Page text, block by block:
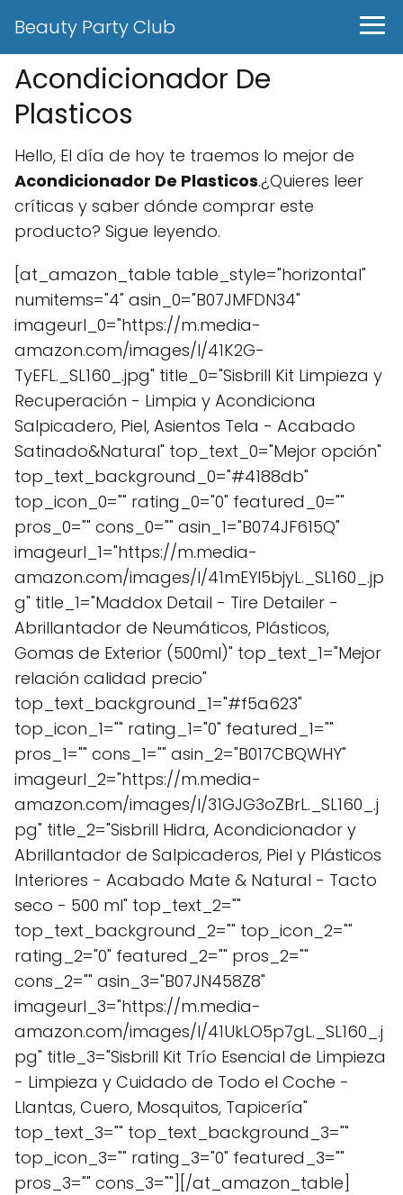
Beauty Party Club
Acondicionador De
Plasticos
Hello, El día de hoy te traemos lo mejor de
Acondicionador De Plasticos.¿Quieres leer
críticas y saber dónde comprar este
producto? Sigue leyendo.
[at_amazon_table table_style="horizontal"
numitems="4" asin_0="B07JMFDN34"
imageurl_0="https://m.media-
amazon.com/images/I/41K2G-
TyEFL._SL160_.jpg" title_0="Sisbrill Kit Limpieza y
Recuperación - Limpia y Acondiciona
Salpicadero, Piel, Asientos Tela - Acabado
Satinado&Natural" top_text_0="Mejor opción"
top_text_background_0="#4188db"
top_icon_0="" rating_0="0" featured_0=""
pros_0="" cons_0="" asin_1="B074JF615Q"
imageurl_1="https://m.media-
amazon.com/images/I/41mEYl5bjyL._SL160_.jp
g" title_1="Maddox Detail - Tire Detailer -
Abrillantador de Neumáticos, Plásticos,
Gomas de Exterior (500ml)" top_text_1="Mejor
relación calidad precio"
top_text_background_1="#f5a623"
top_icon_1="" rating_1="0" featured_1=""
pros_1="" cons_1="" asin_2="B017CBQWHY"
imageurl_2="https://m.media-
amazon.com/images/I/31GJG3oZBrL._SL160_.j
pg" title_2="Sisbrill Hidra, Acondicionador y
Abrillantador de Salpicaderos, Piel y Plásticos
Interiores - Acabado Mate & Natural - Tacto
seco - 500 ml" top_text_2=""
top_text_background_2="" top_icon_2=""
rating_2="0" featured_2="" pros_2=""
cons_2="" asin_3="B07JN458Z8"
imageurl_3="https://m.media-
amazon.com/images/I/41UkLO5p7gL._SL160_.j
pg" title_3="Sisbrill Kit Trío Esencial de Limpieza
- Limpieza y Cuidado de Todo el Coche -
Llantas, Cuero, Mosquitos, Tapicería"
top_text_3="" top_text_background_3=""
top_icon_3="" rating_3="0" featured_3=""
pros_3="" cons_3=""][/at_amazon_table]